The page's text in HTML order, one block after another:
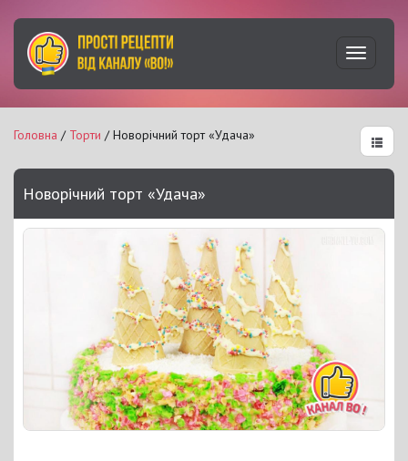
Головна / Торти / Новорічний торт «Удача»
Новорічний торт «Удача»